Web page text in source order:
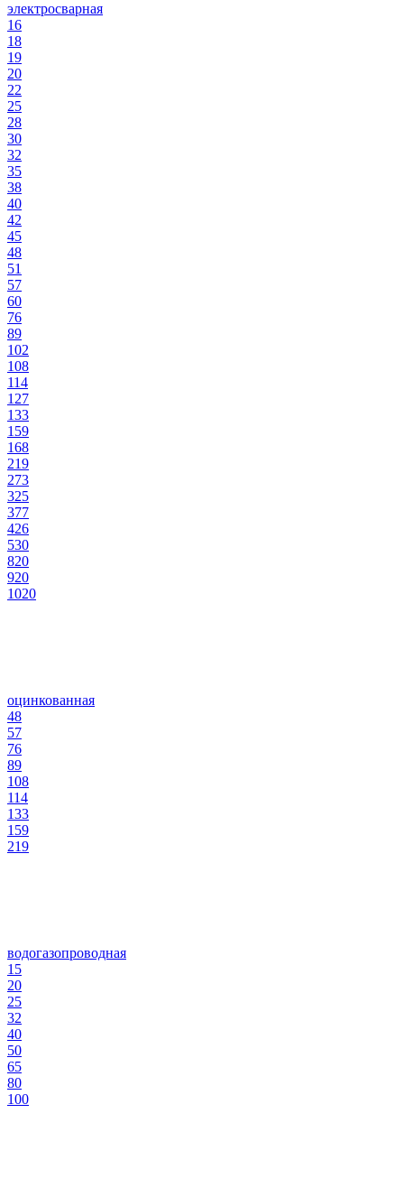
электросварная
16
18
19
20
22
25
28
30
32
35
38
40
42
45
48
51
57
60
76
89
102
108
114
127
133
159
168
219
273
325
377
426
530
820
920
1020
оцинкованная
48
57
76
89
108
114
133
159
219
водогазопроводная
15
20
25
32
40
50
65
80
100